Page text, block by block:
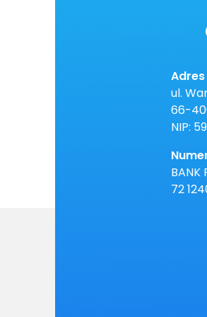
Adres
ul.
66-
NIP:
BANK
72